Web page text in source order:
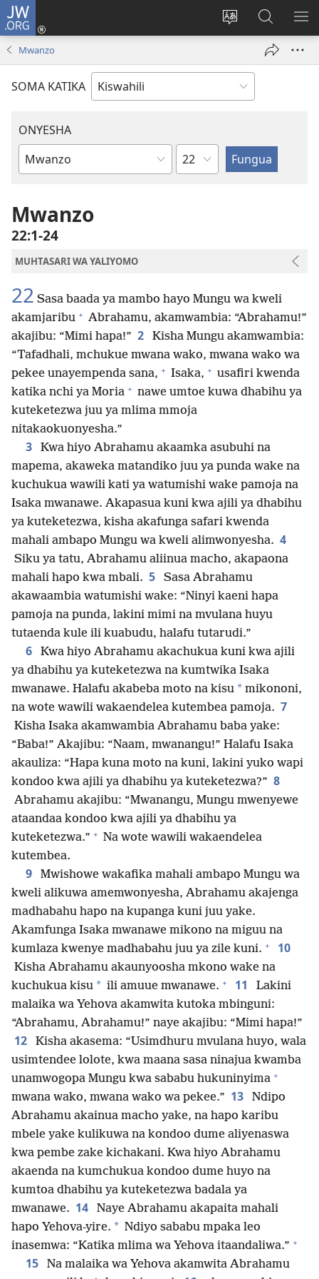
JW.ORG
Badili
tovuti
Ingia
(opens
Tafuta
Katika
JW.ORG
Mwanzo
SOMA KATIKA
ONYESHA
Kitabu
Biblia
Sura
Mwanzo
22:1-24
MUHTASARI WA YALIYOMO
22 Sasa baada ya mambo hayo Mungu wa kweli
akamjaribu + Abrahamu, akamwambia: “Abrahamu!”
akajibu: “Mimi hapa!” 2
Kisha Mungu akamwambia:
“Tafadhali, mchukue mwana wako, mwana wako wa
pekee unayempenda sana, + Isaka, + usafiri kwenda
katika nchi ya Moria + nawe umtoe kuwa dhabihu ya
kuteketezwa juu ya mlima mmoja
nitakaokuonyesha.”
3
Kwa hiyo Abrahamu akaamka asubuhi na
mapema, akaweka matandiko juu ya punda wake na
kuchukua wawili kati ya watumishi wake pamoja na
Isaka mwanawe. Akapasua kuni kwa ajili ya dhabihu
ya kuteketezwa, kisha akafunga safari kwenda
mahali ambapo Mungu wa kweli alimwonyesha. 4
Siku ya tatu, Abrahamu aliinua macho, akapaona
mahali hapo kwa mbali. 5
Sasa Abrahamu
akawaambia watumishi wake: “Ninyi kaeni hapa
pamoja na punda, lakini mimi na mvulana huyu
tutaenda kule ili kuabudu, halafu tutarudi.”
6
Kwa hiyo Abrahamu akachukua kuni kwa ajili
ya dhabihu ya kuteketezwa na kumtwika Isaka
mwanawe. Halafu akabeba moto na kisu * mikononi,
na wote wawili wakaendelea kutembea pamoja. 7
Kisha Isaka akamwambia Abrahamu baba yake:
“Baba!” Akajibu: “Naam, mwanangu!” Halafu Isaka
akauliza: “Hapa kuna moto na kuni, lakini yuko wapi
kondoo kwa ajili ya dhabihu ya kuteketezwa?” 8
Abrahamu akajibu: “Mwanangu, Mungu mwenyewe
ataandaa kondoo kwa ajili ya dhabihu ya
kuteketezwa.” + Na wote wawili wakaendelea
kutembea.
9
Mwishowe wakafika mahali ambapo Mungu wa
kweli alikuwa amemwonyesha, Abrahamu akajenga
madhabahu hapo na kupanga kuni juu yake.
Akamfunga Isaka mwanawe mikono na miguu na
kumlaza kwenye madhabahu juu ya zile kuni. + 10
Kisha Abrahamu akaunyoosha mkono wake na
kuchukua kisu * ili amuue mwanawe. + 11
Lakini
malaika wa Yehova akamwita kutoka mbinguni:
“Abrahamu, Abrahamu!” naye akajibu: “Mimi hapa!”
12
Kisha akasema: “Usimdhuru mvulana huyo, wala
usimtendee lolote, kwa maana sasa ninajua kwamba
unamwogopa Mungu kwa sababu hukuninyima +
mwana wako, mwana wako wa pekee.” 13
Ndipo
Abrahamu akainua macho yake, na hapo karibu
mbele yake kulikuwa na kondoo dume aliyenaswa
kwa pembe zake kichakani. Kwa hiyo Abrahamu
akaenda na kumchukua kondoo dume huyo na
kumtoa dhabihu ya kuteketezwa badala ya
mwanawe. 14
Naye Abrahamu akapaita mahali
hapo Yehova-yire. * Ndiyo sababu mpaka leo
inasemwa: “Katika mlima wa Yehova itaandaliwa.” +
15
Na malaika wa Yehova akamwita Abrahamu